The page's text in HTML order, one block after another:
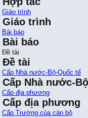
Giáo trình
Giáo trình
Bài báo
Bài báo
Đề tài
Đề tài
Cấp Nhà nước-Bộ-Quốc tế
Cấp Nhà nước-
Cấp địa phương
Cấp địa phương
Cấp Trường của cán bộ